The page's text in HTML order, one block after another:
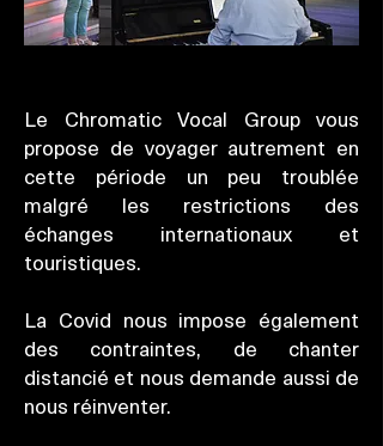
Le Chromatic Vocal Group vous
propose de voyager autrement en
cette période un peu troublée
malgré les restrictions des
échanges internationaux et
touristiques.
La Covid nous impose également
des contraintes, de chanter
distancié et nous demande aussi de
nous réinventer.